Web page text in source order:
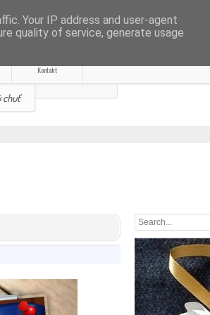
Kontakt
chuť
Your IP address and user-agent
quality of service, generate usage